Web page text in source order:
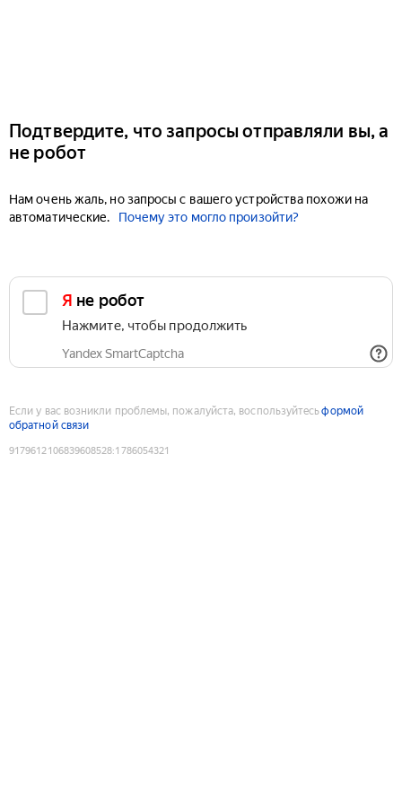
Подтвердите, что запросы отправляли вы, а
не робот
Нам очень жаль, но запросы с вашего устройства похожи на
автоматические.
Почему это могло произойти?
Я не робот
Нажмите, чтобы продолжить
Yandex SmartCaptcha
Если у вас возникли проблемы, пожалуйста, воспользуйтесьформой
обратной связи
9179612106839608528:1786054321